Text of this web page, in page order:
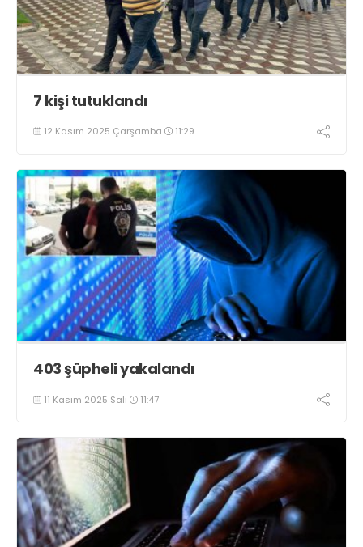
7 kişi tutuklandı
12 Kasım 2025 Çarşamba 11:29
403 şüpheli yakalandı
11 Kasım 2025 Salı 11:47